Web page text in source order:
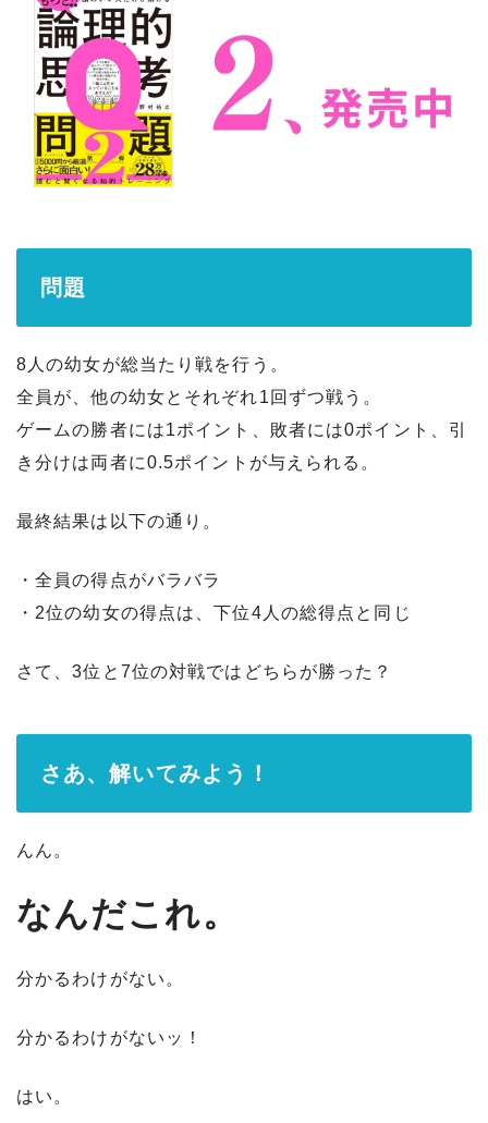
問題
8人の幼女が総当たり戦を行う。
全員が、他の幼女とそれぞれ1回ずつ戦う。
ゲームの勝者には1ポイント、敗者には0ポイント、引
き分けは両者に0.5ポイントが与えられる。
最終結果は以下の通り。
・全員の得点がバラバラ
・2位の幼女の得点は、下位4人の総得点と同じ
さて、3位と7位の対戦ではどちらが勝った？
さあ、解いてみよう！
んん。
なんだこれ。
分かるわけがない。
分かるわけがないッ！
はい。